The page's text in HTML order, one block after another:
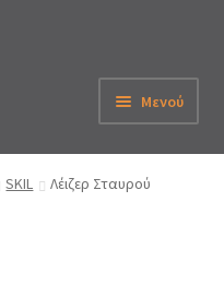
Μενού
SKIL
Λέιζερ Σταυρού